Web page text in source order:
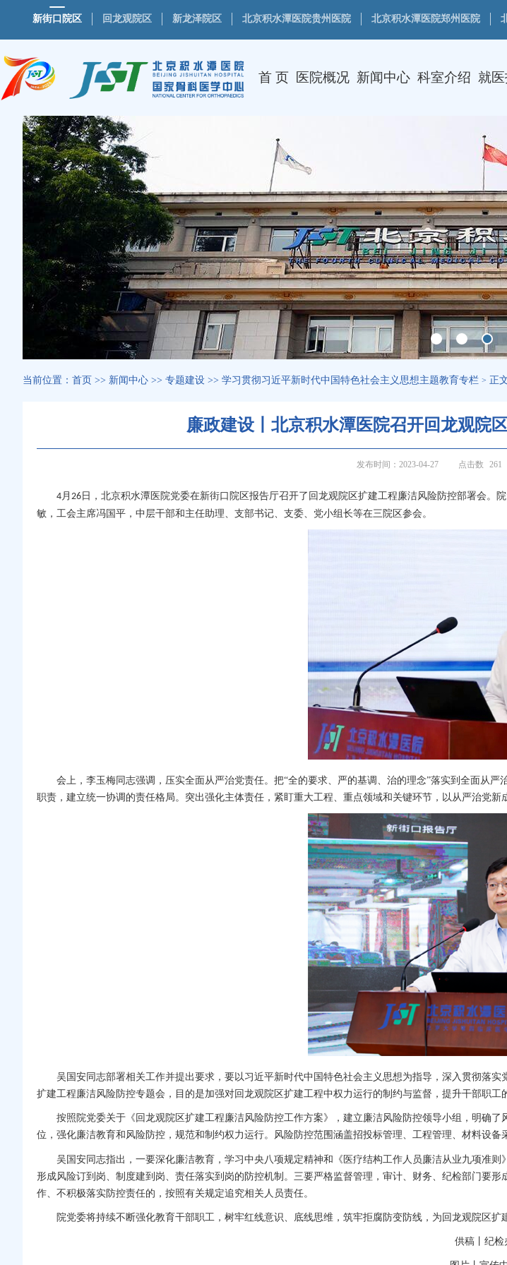
新街口院区 回龙观院区 新龙泽院区 北京积水潭医院贵州医院 北京积水潭医院郑州医院
首 页 医院概况 新闻中心 科室介绍 就
当前位置： 首页 >> 新闻中心 >> 专题建设 >> 学习贯彻习近平新时代中国特色社会主义思想主题教育专栏 > 正
廉政建设丨北京积水潭医院召开回龙观院
发布时间：2023-04-27 点击数 261
4月 26 日，北京积水潭医院党委在新街口院区报告厅召开了回龙观院区扩建工程廉洁风险防控部署会。
敏， 工会主席冯国平 ，中层干部和主任助理、支部书记、支委、党小组长等在三院区参会。
会上，李玉梅同志强调，压实全面从严治党责任。把“全的要求、严的基调、治的理念”落实到全面从
职责，建立统一协调的责任格局。突出强化主体责任，紧盯重大工程、重点领域和关键环节，以从严治党新
吴国安同志部署相关工作并提出要求，要以习近平新时代中国特色社会主义思想为指导，深入贯彻落
扩建工程廉洁风险防控专题会，目的是加强对回龙观院区扩建工程中权力运行的制约与监督，提升干部职工
按照院党委关于《回龙观院区扩建工程廉洁风险防控工作方案》，建立廉洁风险防控领导小组，明确
位，强化廉洁教育和风险防控，规范和制约权力运行。风险防控范围涵盖招投标管理、工程管理、材料设备
吴国安同志指出，一要深化廉洁教育，学习中央八项规定精神和《医疗结构工作人员廉洁从业九项准
形成风险订到岗、制度建到岗、责任落实到岗的防控机制。三要严格监督管理，审计、财务、纪检部门要
作、不积极落实防控责任的，按照有关规定追究相关人员责任。
院党委将持续不断强化教育干部职工，树牢红线意识、底线思维，筑牢拒腐防变防线，为回龙观院区扩
供稿丨纪检